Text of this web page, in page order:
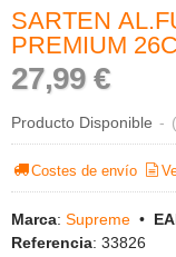
SARTEN
PREMIUM
27,99 €
Producto Disponible -
Costes de envío
Marca: Supreme •
Referencia: 33826